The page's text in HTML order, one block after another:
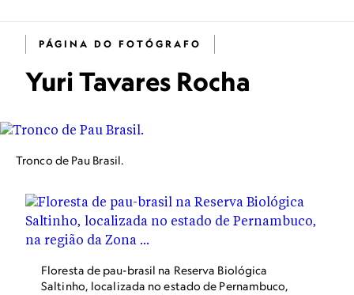
PÁGINA DO FOTÓGRAFO
Yuri Tavares Rocha
Tronco de Pau Brasil.
Floresta de pau-brasil na Reserva Biológica
Saltinho, localizada no estado de Pernambuco,